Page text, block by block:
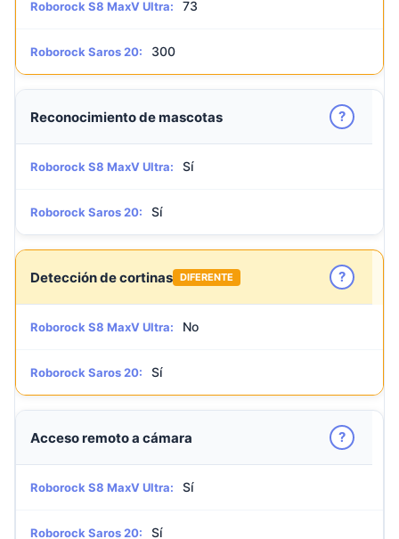
Roborock S8 MaxV Ultra: 73
Roborock Saros 20: 300
Reconocimiento de mascotas ?
Roborock S8 MaxV Ultra: Sí
Roborock Saros 20: Sí
Detección de cortinas DIFERENTE ?
Roborock S8 MaxV Ultra: No
Roborock Saros 20: Sí
Acceso remoto a cámara ?
Roborock S8 MaxV Ultra: Sí
Roborock Saros 20: Sí